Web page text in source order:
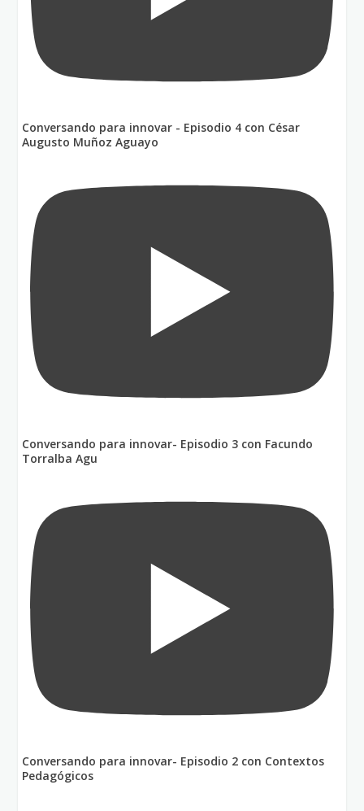
Conversando para innovar - Episodio 4 con César
Augusto Muñoz Aguayo
Conversando para innovar- Episodio 3 con Facundo
Torralba Agu
Conversando para innovar- Episodio 2 con Contextos
Pedagógicos